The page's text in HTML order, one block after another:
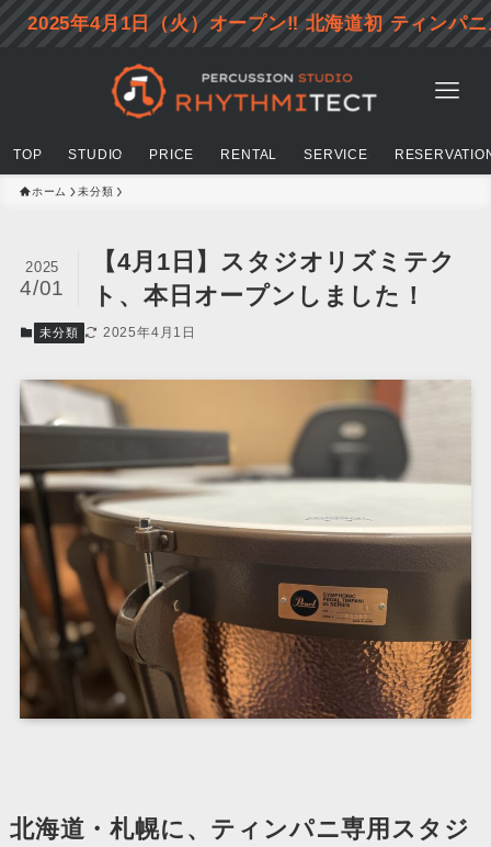
年4月1日（火）オープン‼ 北海道初 ティンパニスタ
TOP STUDIO PRICE RENTAL SERVICE
ホーム 未分類
【4月1日】スタジオリズミテク
ト、本日オープンしました！
2025
4/01
未分類 2025年4月1日
北海道・札幌に、ティンパニ専用スタジ